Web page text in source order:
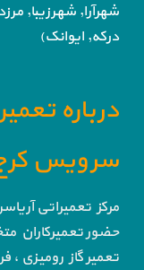
شهرآرا, شهرزیبا,
درکه, ایوانک)
درباره
سرویس
مرکز تعمیراتی
حضور تعمیرکاران
تعمیر گاز رومیزی ،